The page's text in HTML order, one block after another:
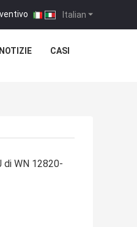
Italian
|
NOTIZIE CASI
di WN 12820-